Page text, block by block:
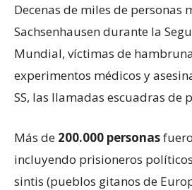
Decenas de miles de personas
Sachsenhausen durante la
Mundial, víctimas de
experimentos médicos y
SS, las llamadas escuadras de
Más de 200.000 personas
incluyendo prisioneros
sintis (pueblos gitanos de